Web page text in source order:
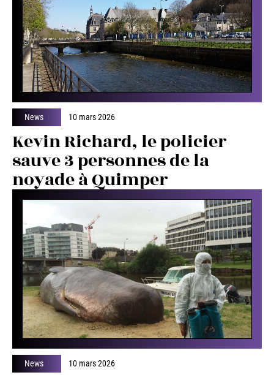
News 10 mars 2026
Kevin Richard, le policier
sauve 3 personnes de la
noyade à Quimper
News 10 mars 2026